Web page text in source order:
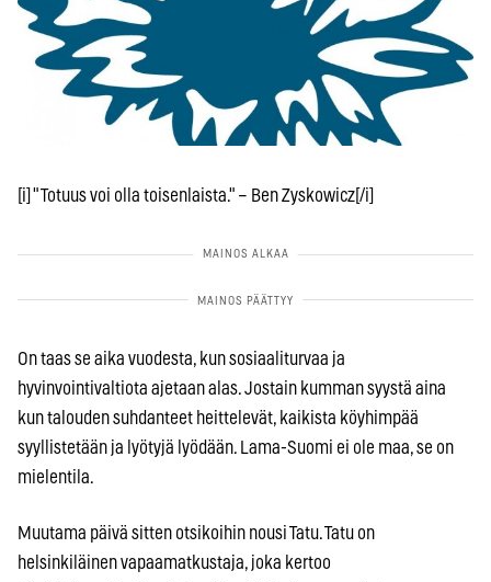
[i] "Totuus voi olla toisenlaista." – Ben Zyskowicz[/i]
On taas se aika vuodesta, kun sosiaaliturvaa ja
hyvinvointivaltiota ajetaan alas. Jostain kumman syystä aina
kun talouden suhdanteet heittelevät, kaikista köyhimpää
syyllistetään ja lyötyjä lyödään. Lama-Suomi ei ole maa, se on
mielentila.
Muutama päivä sitten otsikoihin nousi Tatu. Tatu on
helsinkiläinen vapaamatkustaja, joka kertoo